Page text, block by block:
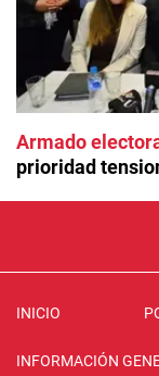
Armado
prioridad
INICIO
INFORMACIÓN